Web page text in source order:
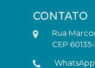
CONTATO
Rua
CEP
WhatsApp